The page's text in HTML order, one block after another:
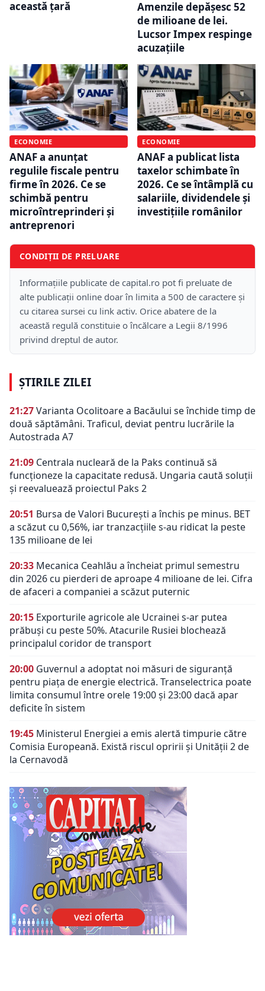
această țară
Amenzile depășesc 52
de milioane de lei.
Lucsor Impex respinge
acuzațiile
ECONOMIE
ANAF a anunțat
regulile fiscale pentru
firme în 2026. Ce se
schimbă pentru
microîntreprinderi și
antreprenori
ECONOMIE
ANAF a publicat lista
taxelor schimbate în
2026. Ce se întâmplă cu
salariile, dividendele și
investițiile românilor
CONDIȚII DE PRELUARE
Informațiile publicate de capital.ro pot fi preluate de
alte publicații online doar în limita a 500 de caractere și
cu citarea sursei cu link activ. Orice abatere de la
această regulă constituie o încălcare a Legii 8/1996
privind dreptul de autor.
ȘTIRILE ZILEI
21:27Varianta Ocolitoare a Bacăului se închide timp de
două săptămâni. Traficul, deviat pentru lucrările la
Autostrada A7
21:09 Centrala nucleară de la Paks continuă să
funcționeze la capacitate redusă. Ungaria caută soluții
și reevaluează proiectul Paks 2
20:51 Bursa de Valori București a închis pe minus. BET
a scăzut cu 0,56%, iar tranzacțiile s-au ridicat la peste
135 milioane de lei
20:33 Mecanica Ceahlău a încheiat primul semestru
din 2026 cu pierderi de aproape 4 milioane de lei. Cifra
de afaceri a companiei a scăzut puternic
20:15 Exporturile agricole ale Ucrainei s-ar putea
prăbuși cu peste 50%. Atacurile Rusiei blochează
principalul coridor de transport
20:00 Guvernul a adoptat noi măsuri de siguranță
pentru piața de energie electrică. Transelectrica poate
limita consumul între orele 19:00 și 23:00 dacă apar
deficite în sistem
19:45 Ministerul Energiei a emis alertă timpurie către
Comisia Europeană. Există riscul opririi și Unității 2 de
la Cernavodă